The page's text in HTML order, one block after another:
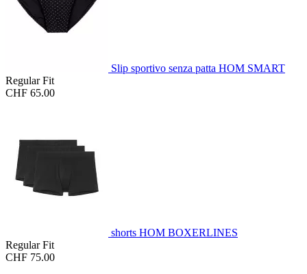
Slip sportivo senza patta HOM SMART
Regular Fit
CHF 65.00
shorts HOM BOXERLINES
Regular Fit
CHF 75.00